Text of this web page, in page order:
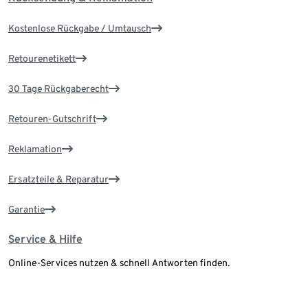
Kostenlose Rückgabe / Umtausch
Retourenetikett
30 Tage Rückgaberecht
Retouren-Gutschrift
Reklamation
Ersatzteile & Reparatur
Garantie
Service & Hilfe
Online-Services nutzen & schnell Antworten finden.